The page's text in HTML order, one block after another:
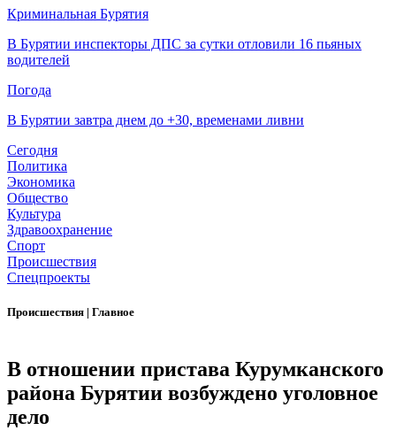
Криминальная Бурятия
В Бурятии инспекторы ДПС за сутки отловили 16 пьяных
водителей
Погода
В Бурятии завтра днем до +30, временами ливни
Сегодня
Политика
Экономика
Общество
Культура
Здравоохранение
Спорт
Происшествия
Спецпроекты
Происшествия | Главное
В отношении пристава Курумканского
района Бурятии возбуждено уголовное
дело